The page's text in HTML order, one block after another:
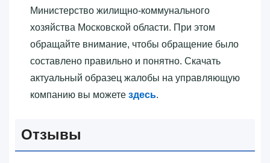
Министерство жилищно-коммунального
хозяйства Московской области. При этом
обращайте внимание, чтобы обращение было
составлено правильно и понятно. Скачать
актуальный образец жалобы на управляющую
компанию вы можете здесь.
Отзывы